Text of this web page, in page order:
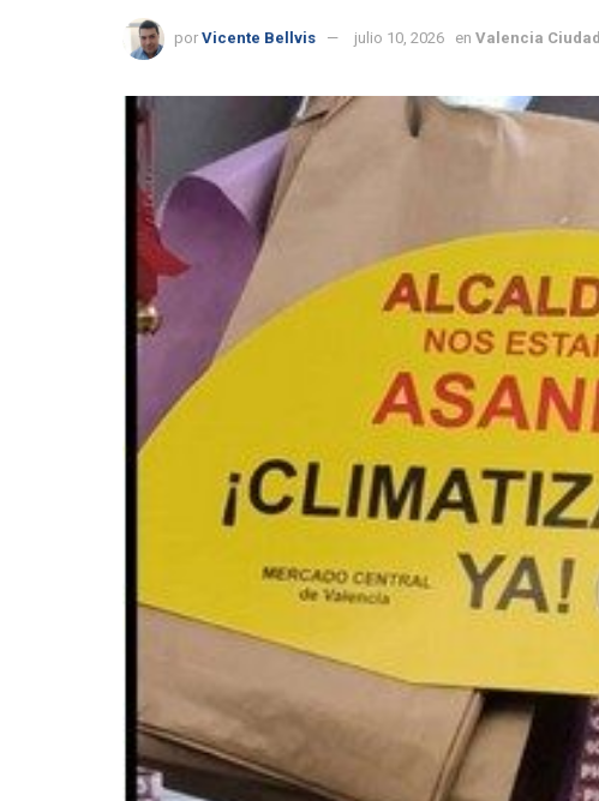
por Vicente Bellvis julio 10, 2026 en Valencia Ciudad